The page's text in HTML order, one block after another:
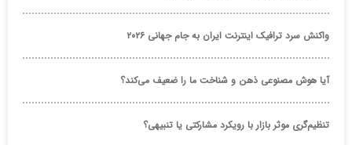
واکنش سرد ترافیک اینترنت ایران به جام جهانی ۲۰۲۶
آیا هوش مصنوعی ذهن و شناخت ما را ضعیف می‌کند؟
تنظیم‌گری موثر بازار با رویکرد مشارکتی یا تنبیهی؟